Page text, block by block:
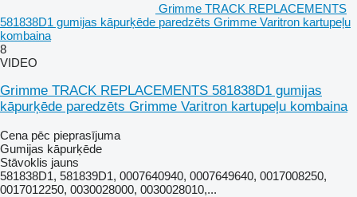
Grimme TRACK REPLACEMENTS
581838D1 gumijas kāpurķēde paredzēts Grimme Varitron kartupeļu
kombaina
8
VIDEO
Grimme TRACK REPLACEMENTS 581838D1 gumijas
kāpurķēde paredzēts Grimme Varitron kartupeļu kombaina
Cena pēc pieprasījuma
Gumijas kāpurķēde
Stāvoklis jauns
581838D1, 581839D1, 0007640940, 0007649640, 0017008250,
0017012250, 0030028000, 0030028010,...